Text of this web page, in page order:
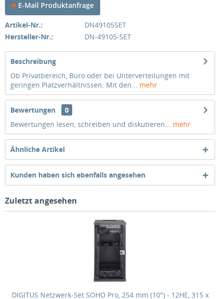
E-Mail Produktanfrage
Artikel-Nr.:
DN49105SET
Hersteller-Nr.:
DN-49105-SET
Beschreibung
Ob Privatbereich, Büro oder bei Unterverteilungen mit
geringen Platzverhältnissen: Mit den... mehr
Bewertungen
0
Bewertungen lesen, schreiben und diskutieren... mehr
Ähnliche Artikel
Kunden haben sich ebenfalls angesehen
Zuletzt angesehen
DIGITUS Netzwerk-Set SOHO Pro, 254 mm (10") - 12HE, 315 x